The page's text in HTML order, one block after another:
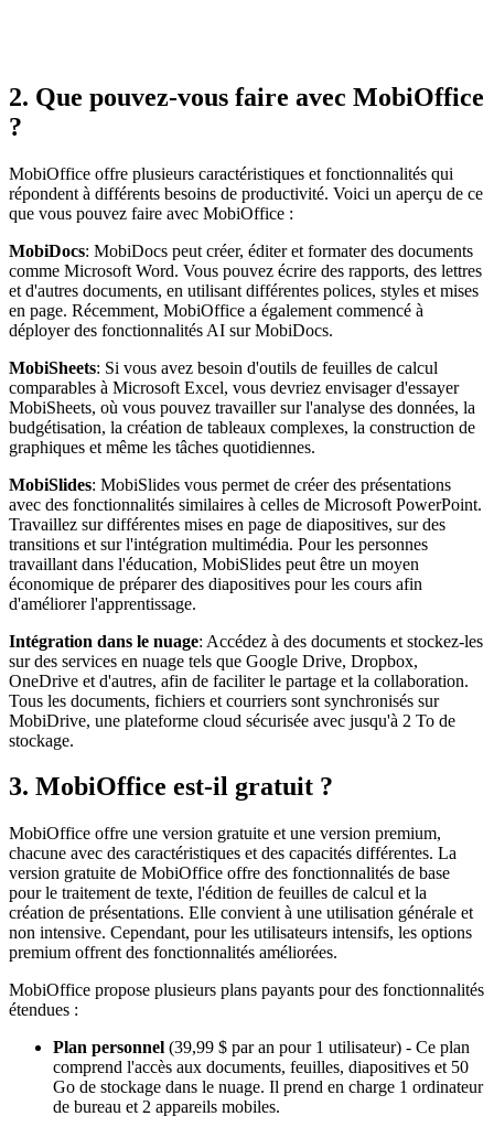
2. Que pouvez-vous faire avec MobiOffice
?
MobiOffice offre plusieurs caractéristiques et fonctionnalités qui
répondent à différents besoins de productivité. Voici un aperçu de ce
que vous pouvez faire avec MobiOffice :
MobiDocs: MobiDocs peut créer, éditer et formater des documents
comme Microsoft Word. Vous pouvez écrire des rapports, des lettres
et d'autres documents, en utilisant différentes polices, styles et mises
en page. Récemment, MobiOffice a également commencé à
déployer des fonctionnalités AI sur MobiDocs.
MobiSheets: Si vous avez besoin d'outils de feuilles de calcul
comparables à Microsoft Excel, vous devriez envisager d'essayer
MobiSheets, où vous pouvez travailler sur l'analyse des données, la
budgétisation, la création de tableaux complexes, la construction de
graphiques et même les tâches quotidiennes.
MobiSlides: MobiSlides vous permet de créer des présentations
avec des fonctionnalités similaires à celles de Microsoft PowerPoint.
Travaillez sur différentes mises en page de diapositives, sur des
transitions et sur l'intégration multimédia. Pour les personnes
travaillant dans l'éducation, MobiSlides peut être un moyen
économique de préparer des diapositives pour les cours afin
d'améliorer l'apprentissage.
Intégration dans le nuage: Accédez à des documents et stockez-les
sur des services en nuage tels que Google Drive, Dropbox,
OneDrive et d'autres, afin de faciliter le partage et la collaboration.
Tous les documents, fichiers et courriers sont synchronisés sur
MobiDrive, une plateforme cloud sécurisée avec jusqu'à 2 To de
stockage.
3. MobiOffice est-il gratuit ?
MobiOffice offre une version gratuite et une version premium,
chacune avec des caractéristiques et des capacités différentes. La
version gratuite de MobiOffice offre des fonctionnalités de base
pour le traitement de texte, l'édition de feuilles de calcul et la
création de présentations. Elle convient à une utilisation générale et
non intensive. Cependant, pour les utilisateurs intensifs, les options
premium offrent des fonctionnalités améliorées.
MobiOffice propose plusieurs plans payants pour des fonctionnalités
étendues :
Plan personnel (39,99 $ par an pour 1 utilisateur) - Ce plan
comprend l'accès aux documents, feuilles, diapositives et 50
Go de stockage dans le nuage. Il prend en charge 1 ordinateur
de bureau et 2 appareils mobiles.